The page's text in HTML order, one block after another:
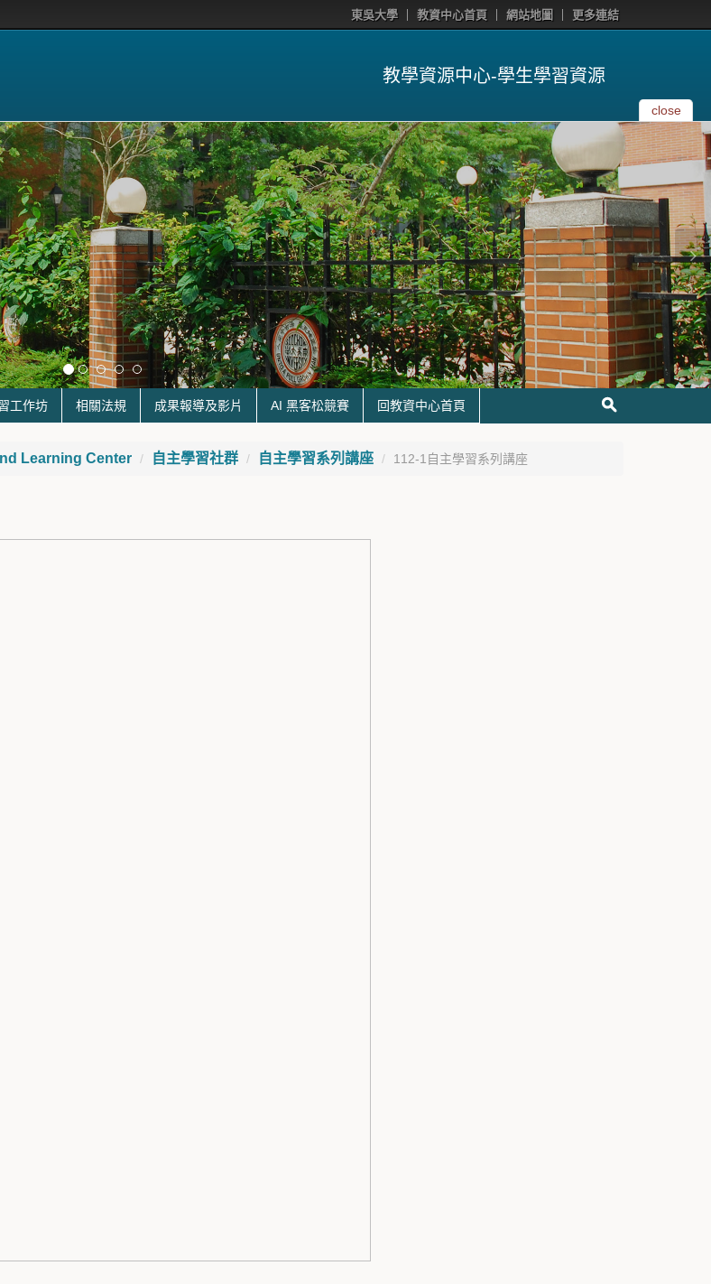
東吳大學 教資中心首頁 網站地圖 更多連結
教學資源中心-學生學習資源
close
工作坊 相關法規 成果報導及影片 AI 黑客松競賽 回教資中心首頁
Learning Center 自主學習社群 自主學習系列講座 112-1自主學習系列講座